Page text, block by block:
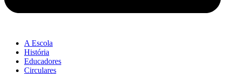
A Escola
História
Educadores
Circulares